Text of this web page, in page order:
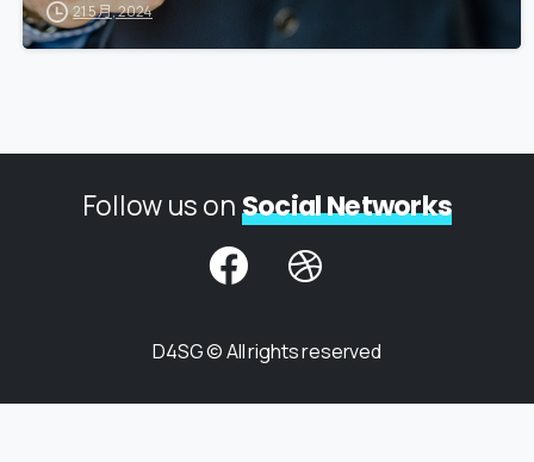
21 5 月, 2024
Follow us onSocial Networks
D4SG © All rights reserved